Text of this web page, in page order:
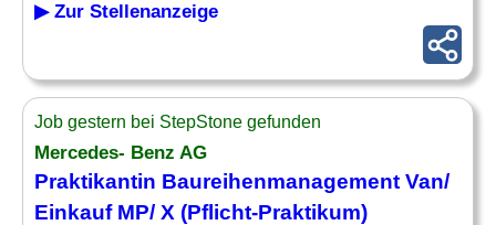
▶ Zur Stellenanzeige
Job gestern bei StepStone gefunden
Mercedes- Benz AG
Praktikantin Baureihenmanagement Van/
Einkauf MP/ X (Pflicht-Praktikum)